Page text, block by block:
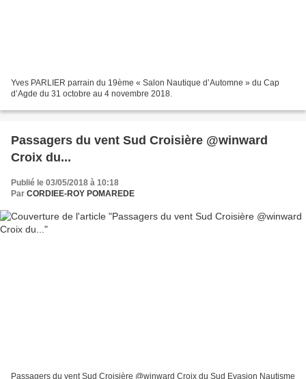
Yves PARLIER parrain du 19ème « Salon Nautique d’Automne » du Cap
d’Agde du 31 octobre au 4 novembre 2018.
Passagers du vent Sud Croisière @winward
Croix du...
Publié le 03/05/2018 à 10:18
Par CORDIEE-ROY POMAREDE
Passagers du vent Sud Croisière @winward Croix du Sud Evasion Nautisme